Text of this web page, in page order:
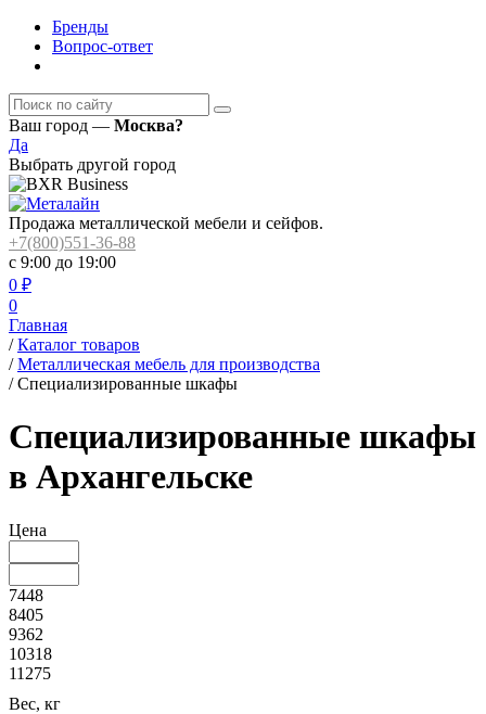
Бренды
Вопрос-ответ
Ваш город — Москва?
Да
Выбрать другой город
Продажа металлической мебели и сейфов.
+7(800)551-36-88
с 9:00 до 19:00
0 ₽
0
Главная
/ Каталог товаров
/ Металлическая мебель для производства
/ Cпециализированные шкафы
Cпециализированные шкафы
в Архангельске
Цена
7448
8405
9362
10318
11275
Вес, кг